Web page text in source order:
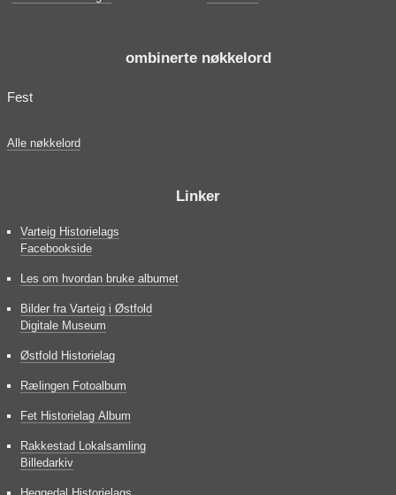
ombinerte nøkkelord
Fest
Alle nøkkelord
Linker
Varteig Historielags
Facebookside
Les om hvordan bruke albumet
Bilder fra Varteig i Østfold
Digitale Museum
Østfold Historielag
Rælingen Fotoalbum
Fet Historielag Album
Rakkestad Lokalsamling
Billedarkiv